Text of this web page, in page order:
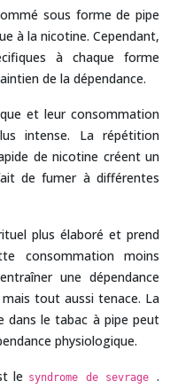
sous forme de pipe
à la nicotine. Cependant,
à chaque forme
de la dépendance.
et leur consommation
intense. La répétition
de nicotine créent un
de fumer à différentes
plus élaboré et prend
consommation moins
une dépendance
tout aussi tenace. La
dans le tabac à pipe peut
physiologique.
le syndrome de sevrage.